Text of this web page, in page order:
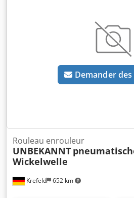
Demander
Krefeld 652 km
Rouleau enrouleur
UNBEKANNT
Wickelwelle